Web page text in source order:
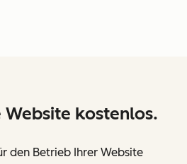
Website kostenlos.
den Betrieb Ihrer Website